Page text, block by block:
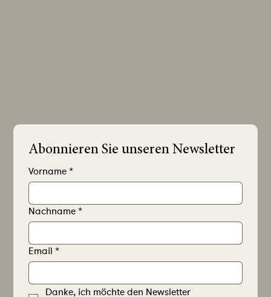
Abonnieren Sie unseren Newsletter
Vorname *
Nachname *
Email *
Danke, ich möchte den Newsletter